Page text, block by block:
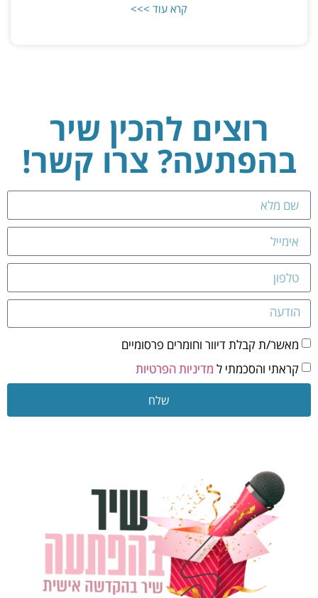
קרא עוד >>>
רוצים להכין שיר
בהפתעה? צרו קשר!
מאשר/ת קבלת דיוור וחומרים פרסומיים
קראתי והסכמתי ל מדיניות הפרטיות
שלח